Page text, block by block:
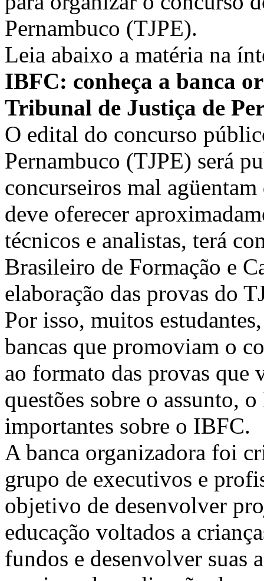
Pernambuco (TJPE).
Leia abaixo a matéria na
IBFC: conheça a banca
Tribunal de Justiça de
O edital do concurso
Pernambuco (TJPE) será
concurseiros mal
deve oferecer
técnicos e analistas, terá
Brasileiro de Formação e
elaboração das provas do
Por isso, muitos
bancas que promoviam o
ao formato das provas que
questões sobre o assunto,
importantes sobre o IBFC.
A banca organizadora foi
grupo de executivos e
objetivo de desenvolver
educação voltados a
fundos e desenvolver suas